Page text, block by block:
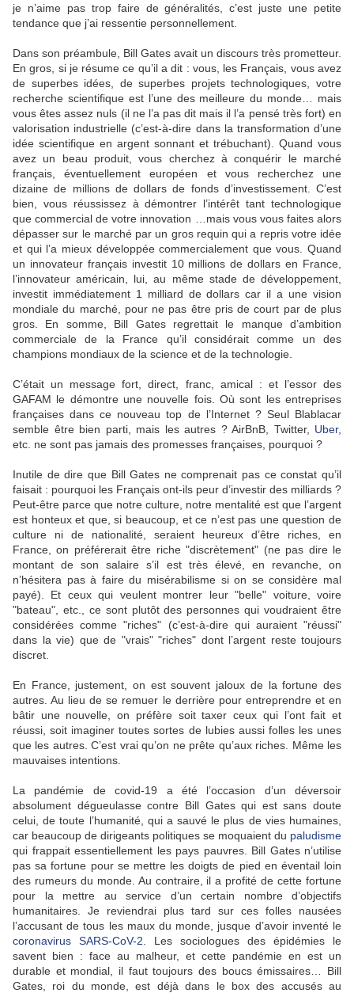
je n’aime pas trop faire de généralités, c’est juste une petite
tendance que j’ai ressentie personnellement.
Dans son préambule, Bill Gates avait un discours très prometteur.
En gros, si je résume ce qu’il a dit : vous, les Français, vous avez
de superbes idées, de superbes projets technologiques, votre
recherche scientifique est l’une des meilleure du monde… mais
vous êtes assez nuls (il ne l’a pas dit mais il l’a pensé très fort) en
valorisation industrielle (c’est-à-dire dans la transformation d’une
idée scientifique en argent sonnant et trébuchant). Quand vous
avez un beau produit, vous cherchez à conquérir le marché
français, éventuellement européen et vous recherchez une
dizaine de millions de dollars de fonds d’investissement. C’est
bien, vous réussissez à démontrer l’intérêt tant technologique
que commercial de votre innovation …mais vous vous faites alors
dépasser sur le marché par un gros requin qui a repris votre idée
et qui l’a mieux développée commercialement que vous. Quand
un innovateur français investit 10 millions de dollars en France,
l’innovateur américain, lui, au même stade de développement,
investit immédiatement 1 milliard de dollars car il a une vision
mondiale du marché, pour ne pas être pris de court par de plus
gros. En somme, Bill Gates regrettait le manque d’ambition
commerciale de la France qu’il considérait comme un des
champions mondiaux de la science et de la technologie.
C’était un message fort, direct, franc, amical : et l’essor des
GAFAM le démontre une nouvelle fois. Où sont les entreprises
françaises dans ce nouveau top de l’Internet ? Seul Blablacar
semble être bien parti, mais les autres ? AirBnB, Twitter, Uber,
etc. ne sont pas jamais des promesses françaises, pourquoi ?
Inutile de dire que Bill Gates ne comprenait pas ce constat qu’il
faisait : pourquoi les Français ont-ils peur d’investir des milliards ?
Peut-être parce que notre culture, notre mentalité est que l’argent
est honteux et que, si beaucoup, et ce n’est pas une question de
culture ni de nationalité, seraient heureux d’être riches, en
France, on préférerait être riche "discrètement" (ne pas dire le
montant de son salaire s’il est très élevé, en revanche, on
n’hésitera pas à faire du misérabilisme si on se considère mal
payé). Et ceux qui veulent montrer leur "belle" voiture, voire
"bateau", etc., ce sont plutôt des personnes qui voudraient être
considérées comme "riches" (c’est-à-dire qui auraient "réussi"
dans la vie) que de "vrais" "riches" dont l’argent reste toujours
discret.
En France, justement, on est souvent jaloux de la fortune des
autres. Au lieu de se remuer le derrière pour entreprendre et en
bâtir une nouvelle, on préfère soit taxer ceux qui l’ont fait et
réussi, soit imaginer toutes sortes de lubies aussi folles les unes
que les autres. C’est vrai qu’on ne prête qu’aux riches. Même les
mauvaises intentions.
La pandémie de covid-19 a été l’occasion d’un déversoir
absolument dégueulasse contre Bill Gates qui est sans doute
celui, de toute l’humanité, qui a sauvé le plus de vies humaines,
car beaucoup de dirigeants politiques se moquaient du paludisme
qui frappait essentiellement les pays pauvres. Bill Gates n’utilise
pas sa fortune pour se mettre les doigts de pied en éventail loin
des rumeurs du monde. Au contraire, il a profité de cette fortune
pour la mettre au service d’un certain nombre d’objectifs
humanitaires. Je reviendrai plus tard sur ces folles nausées
l’accusant de tous les maux du monde, jusque d’avoir inventé le
coronavirus SARS-CoV-2 . Les sociologues des épidémies le
savent bien : face au malheur, et cette pandémie en est un
durable et mondial, il faut toujours des boucs émissaires… Bill
Gates, roi du monde, est déjà dans le box des accusés au